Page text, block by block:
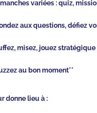
manches variées : quiz,
aux questions, défiez
misez, jouez stratégique
au bon moment**
donne lieu à :